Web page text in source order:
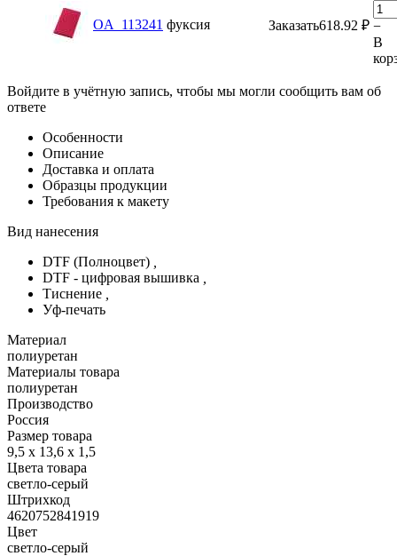
OA_113241 фуксия Заказать618.92 ₽ −
В
Войдите в учётную запись, чтобы мы могли сообщить вам об
ответе
Особенности
Описание
Доставка и оплата
Образцы продукции
Требования к макету
Вид нанесения
DTF (Полноцвет)
DTF - цифровая вышивка
Тиснение
Уф-печать
Материал
полиуретан
Материалы товара
полиуретан
Производство
Россия
Размер товара
9,5 х 13,6 х 1,5
Цвета товара
светло-серый
Штрихкод
4620752841919
Цвет
светло-серый